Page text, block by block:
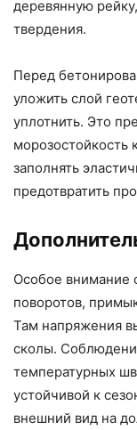
деревянную
твердения.
Перед
уложить слой
уплотнить. Это
морозостойкость
заполнять
предотвратить
Особое внимание
поворотов,
Там напряжения
сколы.
температурных
устойчивой к
внешний вид на